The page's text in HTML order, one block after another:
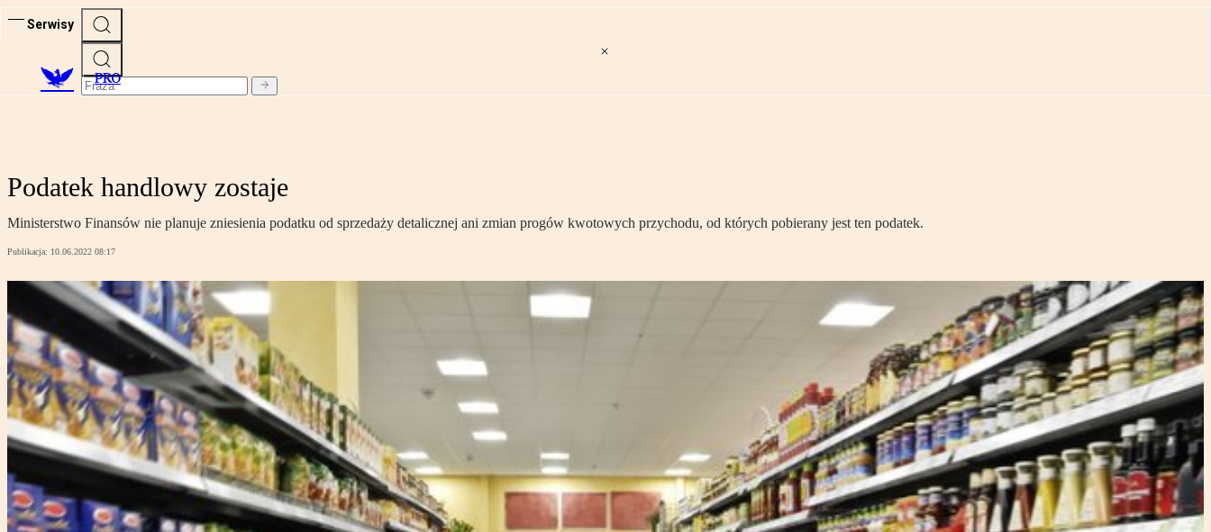
Serwisy
PRO
Podatek handlowy zostaje
Ministerstwo Finansów nie planuje zniesienia podatku od sprzedaży detalicznej ani zmian progów kwotowych przychodu, od których pobierany jest ten podatek.
Publikacja: 10.06.2022 08:17